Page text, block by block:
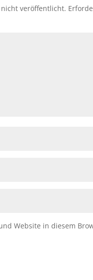
veröffentlicht.
Website in diesem